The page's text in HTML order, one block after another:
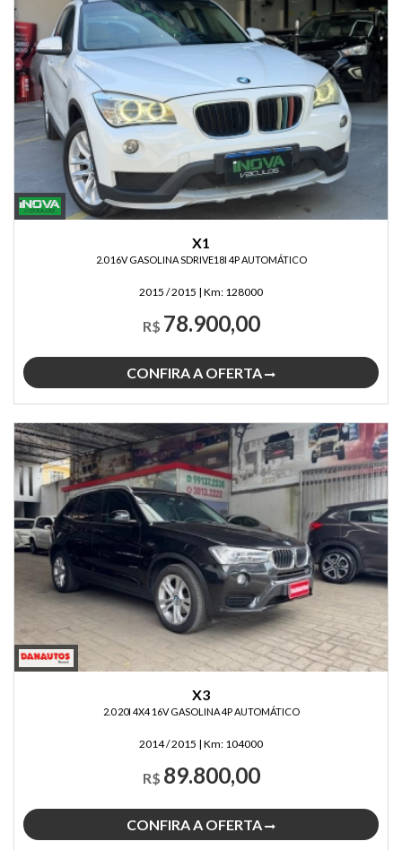
X1
2.0 16V GASOLINA SDRIVE18I 4P AUTOMÁTICO
2015 / 2015 | Km: 128000
R$ 78.900,00
CONFIRA A OFERTA
X3
2.0 20I 4X4 16V GASOLINA 4P AUTOMÁTICO
2014 / 2015 | Km: 104000
R$ 89.800,00
CONFIRA A OFERTA